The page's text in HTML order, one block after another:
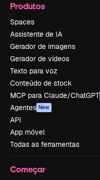
Produtos
Spaces
Assistente de IA
Gerador de imagens
Gerador de vídeos
Texto para voz
Conteúdo de stock
MCP para Claude/ChatGPT
Agentes New
API
App móvel
Todas as ferramentas
Começar